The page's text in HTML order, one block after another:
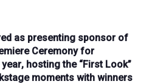
as presenting sponsor of
Ceremonyfor
, hosting the “First Look”
moments with winners